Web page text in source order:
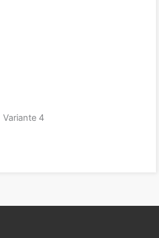
Variante 4